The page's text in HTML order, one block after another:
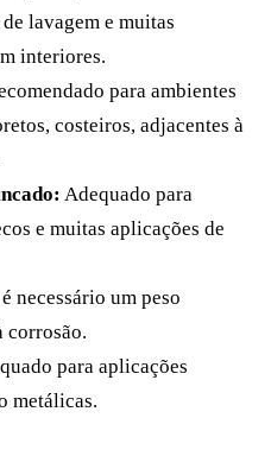
lavagem e muitas
interiores.
para ambientes
costeiros, adjacentes à
Adequado para
e muitas aplicações de
necessário um peso
corrosão.
para aplicações
metálicas.